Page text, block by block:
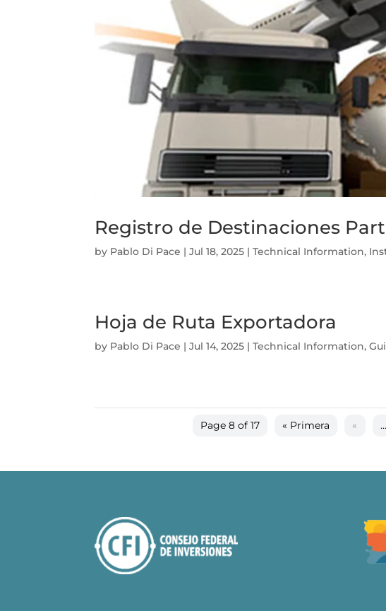
Registro de Destinaciones
by Pablo Di Pace |Jul 18, 2025 |Technical Information,
Hoja de Ruta Exportadora
by Pablo Di Pace |Jul 14, 2025 |Technical Information,
Page 8 of 17 « Primera « ...